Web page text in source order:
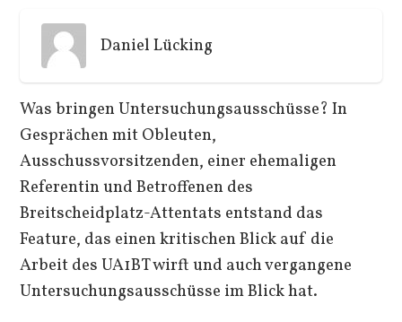
Daniel Lücking
Was bringen Untersuchungsausschüsse? In
Gesprächen mit Obleuten,
Ausschussvorsitzenden, einer ehemaligen
Referentin und Betroffenen des
Breitscheidplatz-Attentats entstand das
Feature, das einen kritischen Blick auf die
Arbeit des UA1BT wirft und auch vergangene
Untersuchungsausschüsse im Blick hat.